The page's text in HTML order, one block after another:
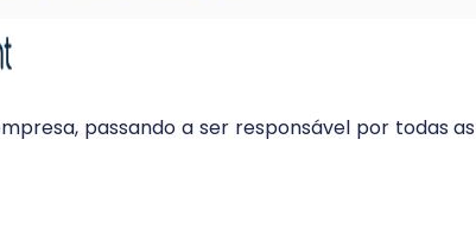
passando a ser responsável por todas as